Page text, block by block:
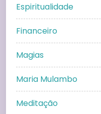
Espiritualidade
Financeiro
Magias
Maria Mulambo
Meditação